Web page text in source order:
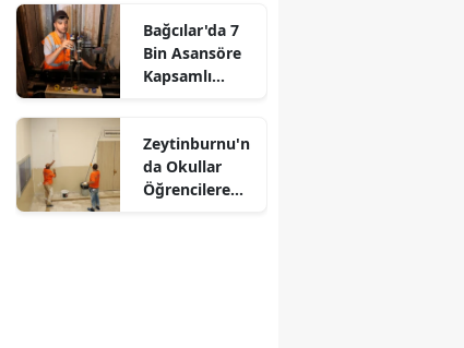
Bağcılar'da 7
Bin Asansöre
Kapsamlı
Zeytinburnu'n
da Okullar
Öğrencilere